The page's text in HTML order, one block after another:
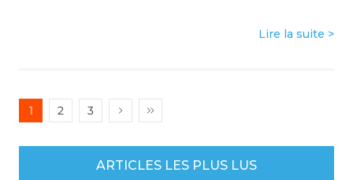
Lire la suite >
1 2 3
ARTICLES LES PLUS LUS